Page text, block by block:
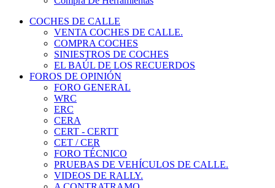
COCHES DE CALLE
VENTA COCHES DE CALLE.
COMPRA COCHES
SINIESTROS DE COCHES
EL BAÚL DE LOS RECUERDOS
FOROS DE OPINIÓN
FORO GENERAL
WRC
ERC
CERA
CERT - CERTT
CET / CER
FORO TÉCNICO
PRUEBAS DE VEHÍCULOS DE CALLE.
VIDEOS DE RALLY.
A CONTRATRAMO
TIENDA ONLINE